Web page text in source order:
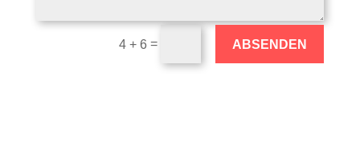
4 + 6 = ABSENDEN